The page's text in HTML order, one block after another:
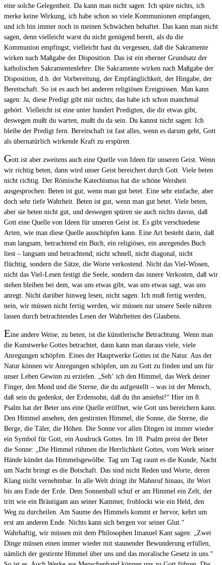
eine solche Gelegenheit. Da kann man nicht sagen: Ich spüre nichts, ich
merke keine Wirkung, ich habe schon so viele Kommunionen empfangen,
und ich bin immer noch in meinen Schwächen behaftet. Das kann man nicht
sagen, denn vielleicht warst du nicht genügend bereit, als du die
Kommunion empfingst; vielleicht hast du vergessen, daß die Sakramente
wirken nach Maßgabe der Disposition. Das ist ein eherner Grundsatz der
katholischen Sakramentenlehre: Die Sakramente wirken nach Maßgabe der
Disposition, d.h. der Vorbereitung, der Empfänglichkeit, der Hingabe, der
Bereitschaft. So ist es auch bei anderen religiösen Ereignissen. Man kann
sagen: Ja, diese Predigt gibt mir nichts; das habe ich schon manchmal
gehört. Vielleicht ist eine unter hundert Predigten, die dir etwas gibt,
deswegen mußt du warten, mußt du da sein. Du kannst nicht sagen: Ich
bleibe der Predigt fern. Bereitschaft ist fast alles, wenn es darum geht, Gott
als übernatürlich wirkende Kraft zu erspüren.
Gott ist aber zweitens auch eine Quelle von Ideen für unseren Geist. Wenn
wir richtig beten, dann wird unser Geist bereichert durch Gott. Viele beten
nicht richtig. Der Römische Katechismus hat die schöne Weisheit
ausgesprochen: Beten ist gut, wenn man gut betet. Eine sehr einfache, aber
doch sehr tiefe Wahrheit. Beten ist gut, wenn man gut betet. Viele beten,
aber sie beten nicht gut, und deswegen spüren sie auch nichts davon, daß
Gott eine Quelle von Ideen für unseren Geist ist. Es gibt verschiedene
Arten, wie man diese Quelle ausschöpfen kann. Eine Art besteht darin, daß
man langsam, betrachtend ein Buch, ein religiöses, ein anregendes Buch
liest – langsam und betrachtend; nicht schnell, nicht diagonal, nicht
flüchtig, sondern die Sätze, die Worte verkostend. Nicht das Viel-Wissen,
nicht das Viel-Lesen festigt die Seele, sondern das innere Verkosten, daß wir
stehen bleiben bei dem, was uns etwas gibt, was uns etwas sagt, was uns
anregt. Nicht darüber hinweg lesen, nicht sagen: Ich muß fertig werden,
nein, wir müssen nicht fertig werden, wir müssen nur unsere Seele nähren
lassen durch betrachtendes Lesen der Wahrheiten des Glaubens.
Eine andere Weise, zu beten, ist die künstlerische Betrachtung. Wenn man
die Kunstwerke Gottes betrachtet, dann kann man daraus viele, viele
Anregungen schöpfen. Eines der Hauptwerke Gottes ist die Natur. Aus der
Natur können wir Anregungen schöpfen, um zu Gott zu finden und um für
unser Leben Gewinn zu erzielen. „Seh‘ ich den Himmel, das Werk deiner
Finger, den Mond und die Sterne, die du aufgestellt – was ist der Mensch,
daß sein du gedenkst, der Erdensohn, daß du ihn ansiehst!“ Hier im 8.
Psalm hat der Beter uns eine Quelle eröffnet, wie Gott uns bereichern kann.
Den Himmel ansehen, den gestirnten Himmel, die Sonne, die Sterne, die
Berge, die Täler, die Höhen. Die Sonne vor allen Dingen ist immer wieder
ein Symbol für Gott, ein Ausdruck Gottes. Im 18. Psalm preist der Beter
die Sonne: „Die Himmel rühmen die Herrlichkeit Gottes, vom Werk seiner
Hände kündet das Himmelsgewölbe. Tag um Tag raunt es die Kunde, Nacht
um Nacht bringt es die Botschaft. Das sind nicht Reden und Worte, deren
Klang nicht vernehmbar. In alle Welt dringt ihr Mahnruf hinaus, ihr Wort
bis ans Ende der Erde. Dem Sonnenball schuf er am Himmel ein Zelt, der
tritt wie ein Bräutigam aus seiner Kammer, frohlockt wie ein Held, den
Weg zu durcheilen. Am Saume des Himmels kommt er hervor, kehrt um
erst am anderen Ende. Nichts kann sich bergen vor seiner Glut.“
Wahrhaftig, wir müssen mit dem Philosophen Imanuel Kant sagen: „Zwei
Dinge müssen einen immer wieder mit staunender Bewunderung erfüllen,
nämlich der gestirnte Himmel über uns und das moralische Gesetz in uns.“